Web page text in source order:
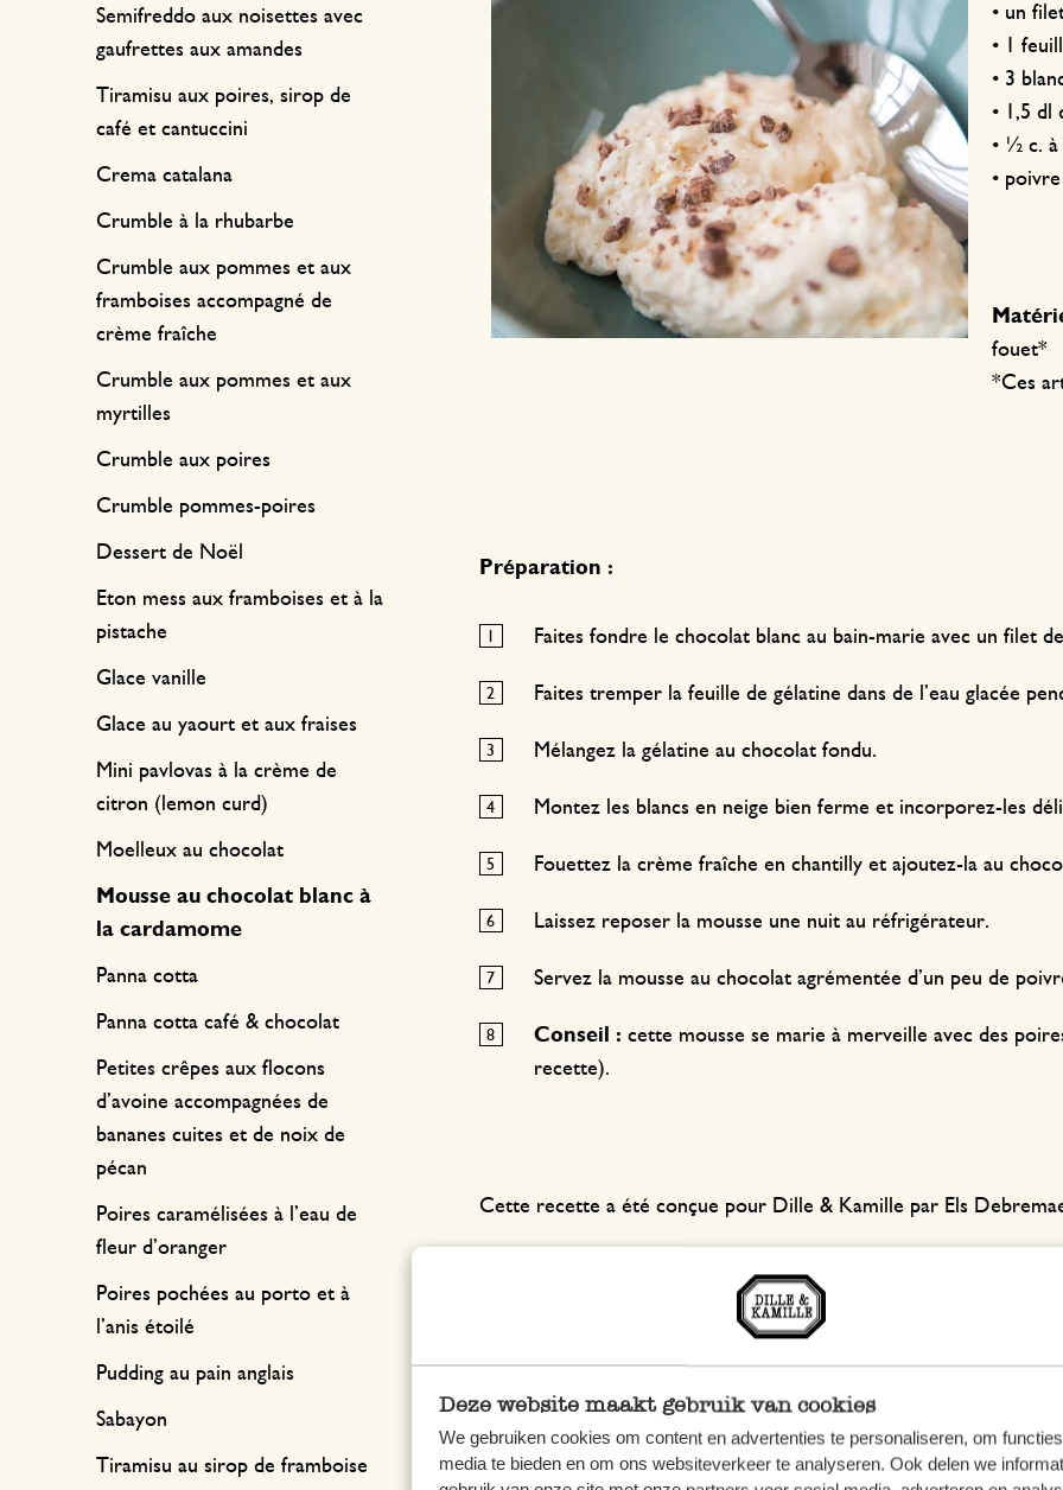
Deze website maakt gebruik van cookies
We gebruiken cookies om content en advertenties te personaliseren, om
media te bieden en om ons websiteverkeer te analyseren. Ook delen we
Linge de table
Accessoires pour le thé
Couverts
Cuisines du monde
Bougeoirs
Paniers
Sacs & cabas
• un
• 1
• 3
• 1,5 dl
• ½ c. à
•
fouet*
*Ces
Préparation :
Faites fondre le chocolat blanc au bain-marie avec un filet
Faites tremper la feuille de gélatine dans de l’eau glacée
Mélangez la gélatine au chocolat fondu.
Montez les blancs en neige bien ferme et incorporez-les
Fouettez la crème fraîche en chantilly et ajoutez-la au
Laissez reposer la mousse une nuit au réfrigérateur.
Servez la mousse au chocolat agrémentée d’un peu de
Conseil : cette mousse se marie à merveille avec des
recette).
Cette recette a été conçue pour Dille & Kamille par Els
Semifreddo aux noisettes avec
gaufrettes aux amandes
Tiramisu aux poires, sirop de
café et cantuccini
Crema catalana
Crumble à la rhubarbe
Crumble aux pommes et aux
framboises accompagné de
crème fraîche
Crumble aux pommes et aux
myrtilles
Crumble aux poires
Crumble pommes-poires
Dessert de Noël
Eton mess aux framboises et à la
pistache
Glace vanille
Glace au yaourt et aux fraises
Mini pavlovas à la crème de
citron (lemon curd)
Moelleux au chocolat
Mousse au chocolat blanc à
la cardamome
Panna cotta
Panna cotta café & chocolat
Petites crêpes aux flocons
d’avoine accompagnées de
bananes cuites et de noix de
pécan
Poires caramélisées à l’eau de
fleur d’oranger
Poires pochées au porto et à
l’anis étoilé
Pudding au pain anglais
Sabayon
Tiramisu au sirop de framboise